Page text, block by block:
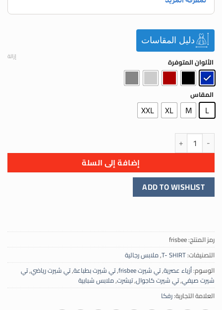
دليل المقاسات
الألوان المتوفرة
المقاس
L
M
XL
XXL
إزالة
كمية تي شيرت frisbee : حيث يلتقي الأفق بالحرية
إضافة إلى السلة
ADD TO WISHLIST
رمز المنتج:frisbee
التصنيفات:T- SHIRT
,ملابس رجالية
الوسوم:أزياء عصرية,تي شيرت frisbee ,تي شيرت بطباعة,تي شيرت رياضي,تي
شيرت صيفي,تي شيرت كاجوال,تيشرت,ملابس شبابية
العلامة التجارية:رفكا